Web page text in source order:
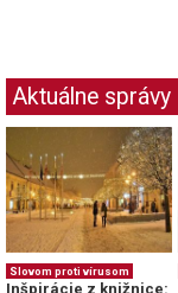
Aktuálne správy
Slovom proti vírusom
Inšpirácie z knižnice: